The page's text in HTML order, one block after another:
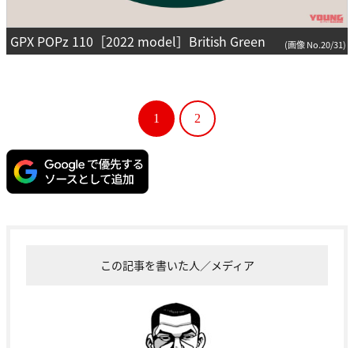
GPX POPz 110［2022 model］British Green (画像 No.20/31)
1 2
この記事を書いた人／メディア